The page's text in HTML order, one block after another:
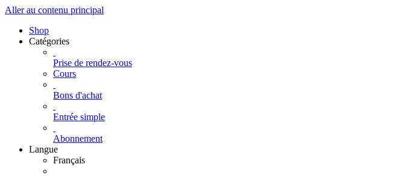
Aller au contenu principal
Shop
Catégories
Prise de rendez-vous
Cours
Bons d'achat
Entrée simple
Abonnement
Langue
Français